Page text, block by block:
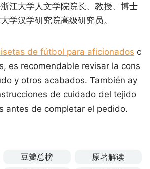
江大学人文学院院长、教授、博士
学汉学研究院高级研究员。
de fútbol para aficionados c
es recomendable revisar la cons
y otros acabados. También ay
de cuidado del tejido
antes de completar el pedido.
豆瓣总榜
原著解读